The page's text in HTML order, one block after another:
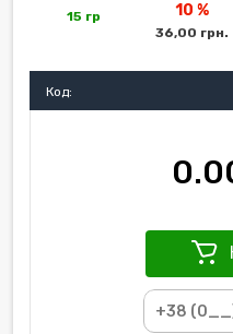
15 гр 10 %
36,00 грн.
Код: